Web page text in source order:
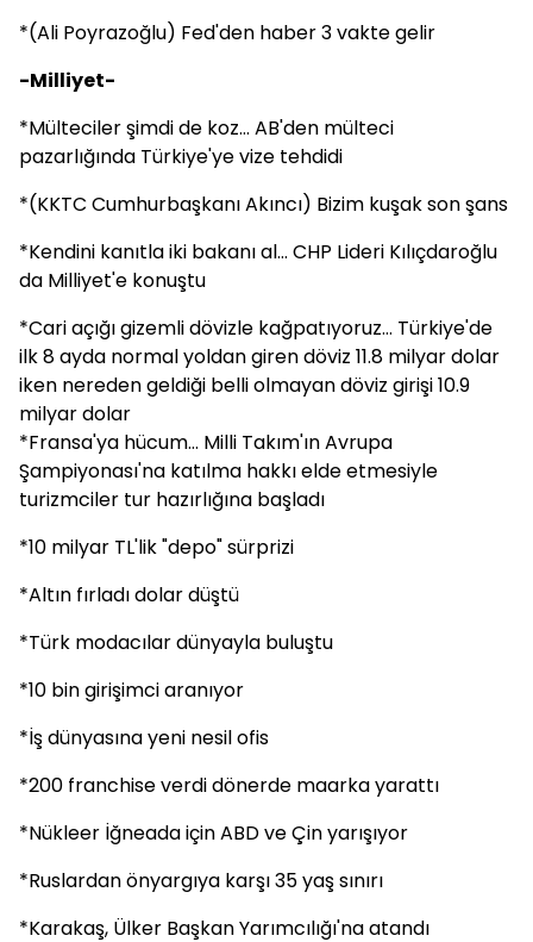
*(Ali Poyrazoğlu) Fed'den haber 3 vakte gelir
-Milliyet-
*Mülteciler şimdi de koz... AB'den mülteci
pazarlığında Türkiye'ye vize tehdidi
*(KKTC Cumhurbaşkanı Akıncı) Bizim kuşak son şans
*Kendini kanıtla iki bakanı al... CHP Lideri Kılıçdaroğlu
da Milliyet'e konuştu
*Cari açığı gizemli dövizle kağpatıyoruz... Türkiye'de
ilk 8 ayda normal yoldan giren döviz 11.8 milyar dolar
iken nereden geldiği belli olmayan döviz girişi 10.9
milyar dolar
*Fransa'ya hücum... Milli Takım'ın Avrupa
Şampiyonası'na katılma hakkı elde etmesiyle
turizmciler tur hazırlığına başladı
*10 milyar TL'lik "depo" sürprizi
*Altın fırladı dolar düştü
*Türk modacılar dünyayla buluştu
*10 bin girişimci aranıyor
*İş dünyasına yeni nesil ofis
*200 franchise verdi dönerde maarka yarattı
*Nükleer İğneada için ABD ve Çin yarışıyor
*Ruslardan önyargıya karşı 35 yaş sınırı
*Karakaş, Ülker Başkan Yarımcılığı'na atandı